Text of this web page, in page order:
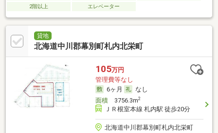
2階以上
エレベーター
貸地
北海道中川郡幕別町札内北栄町
105万円
管理費等なし
6ヶ月
なし
面積3756.3m2
ＪＲ根室本線 札内駅 徒歩20分
北海道中川郡幕別町札内北栄町